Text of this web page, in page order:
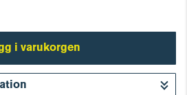
i varukorgen